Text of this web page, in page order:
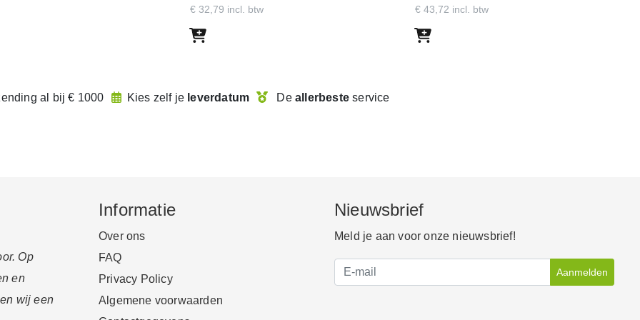
€ 32,79 incl. btw € 43,72 incl. btw
al bij € 1000 Kies zelf je leverdatum Deallerbeste service
Op
en
wij een
Informatie
Over ons
FAQ
Privacy Policy
Algemene voorwaarden
Nieuwsbrief
Meld je aan voor onze nieuwsbrief!
Aanmelden